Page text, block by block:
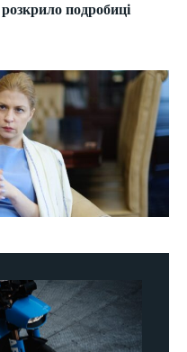
подробиці